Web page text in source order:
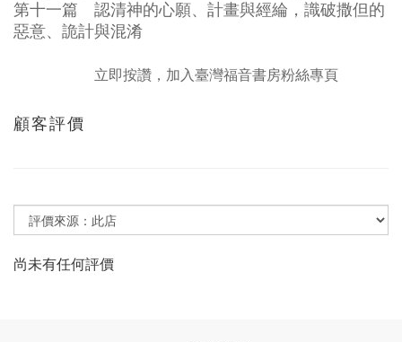
第十一篇 認清神的心願、計畫與經綸，識破撒但的
惡意、詭計與混淆
立即按讚，加入臺灣福音書房粉絲專頁
顧客評價
尚未有任何評價